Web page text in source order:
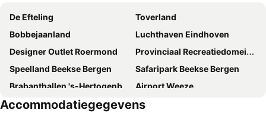
De Efteling
Toverland
Bobbejaanland
Luchthaven Eindhoven
Designer Outlet Roermond
Provinciaal Recreatiedomein Zilvermeer
Speelland Beekse Bergen
Safaripark Beekse Bergen
Brabanthallen 's-Hertogenbosch
Airport Weeze
De Lilse Bergen
Philips Stadion
Accommodatiegegevens